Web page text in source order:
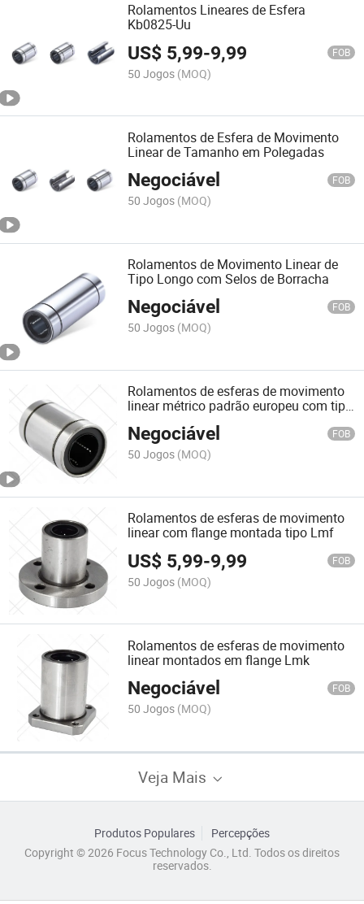
Rolamentos Lineares de Esfera
Kb0825-Uu
US$ 5,99-9,99 FOB
50 Jogos (MOQ)
Rolamentos de Esfera de Movimento
Linear de Tamanho em Polegadas
Negociável FOB
50 Jogos (MOQ)
Rolamentos de Movimento Linear de
Tipo Longo com Selos de Borracha
Negociável FOB
50 Jogos (MOQ)
Rolamentos de esferas de movimento
linear métrico padrão europeu com tipo
Negociável FOB
50 Jogos (MOQ)
Rolamentos de esferas de movimento
linear com flange montada tipo Lmf
US$ 5,99-9,99 FOB
50 Jogos (MOQ)
Rolamentos de esferas de movimento
linear montados em flange Lmk
Negociável FOB
50 Jogos (MOQ)
Veja Mais
Produtos Populares
Percepções
Copyright © 2026 Focus Technology Co., Ltd. Todos os direitos
reservados.